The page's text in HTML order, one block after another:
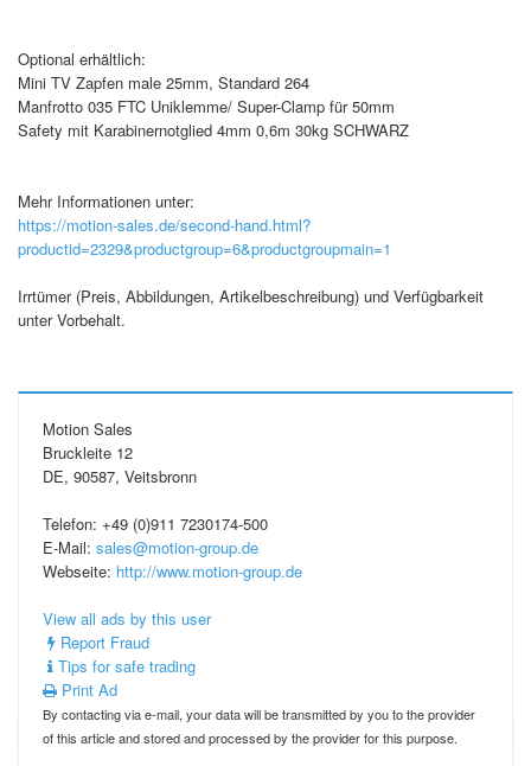
Optional erhältlich:
Mini TV Zapfen male 25mm, Standard 264
Manfrotto 035 FTC Uniklemme/ Super-Clamp für 50mm
Safety mit Karabinernotglied 4mm 0,6m 30kg SCHWARZ
Mehr Informationen unter:
https://motion-sales.de/second-hand.html?
productid=2329&productgroup=6&productgroupmain=1
Irrtümer (Preis, Abbildungen, Artikelbeschreibung) und Verfügbarkeit
unter Vorbehalt.
Motion Sales
Bruckleite 12
DE, 90587, Veitsbronn
Telefon: +49 (0)911 7230174-500
E-Mail: sales@motion-group.de
Webseite: http://www.motion-group.de
View all ads by this user
Report Fraud
Tips for safe trading
Print Ad
By contacting via e-mail, your data will be transmitted by you to the provider
of this article and stored and processed by the provider for this purpose.